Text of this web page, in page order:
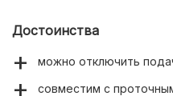
Достоинства
можно отключить
совместим с